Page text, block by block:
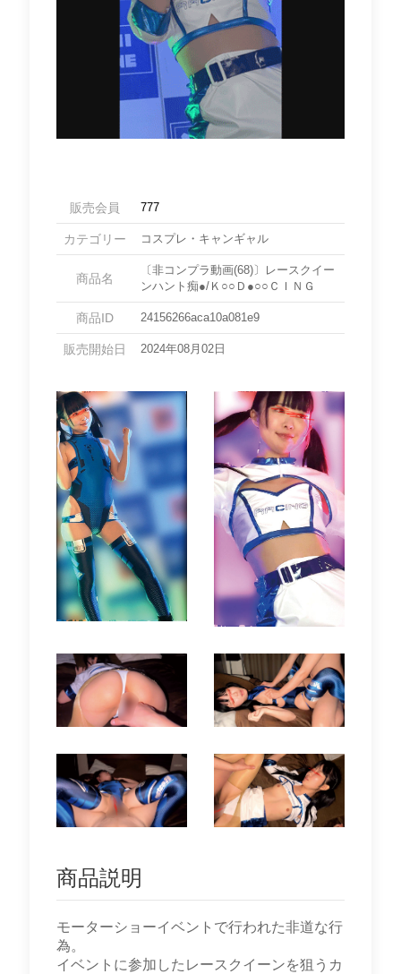
販売会員 777
カテゴリー コスプレ・キャンギャル
商品名
〔非コンプラ動画(68)〕レースクイー
ンハント痴●/Ｋ○○Ｄ●○○ＣＩＮＧ
商品ID 24156266aca10a081e9
販売開始日 2024年08月02日
商品説明
モーターショーイベントで行われた非道な行
為。
イベントに参加したレースクイーンを狙うカ